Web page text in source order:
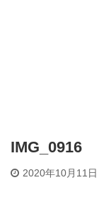
IMG_0916
2020年10月11日